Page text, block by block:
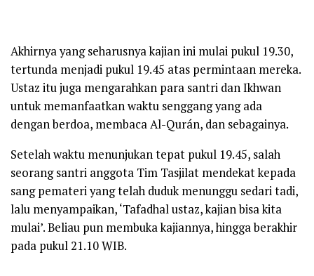
Akhirnya yang seharusnya kajian ini mulai pukul 19.30,
tertunda menjadi pukul 19.45 atas permintaan mereka.
Ustaz itu juga mengarahkan para santri dan Ikhwan
untuk memanfaatkan waktu senggang yang ada
dengan berdoa, membaca Al-Qurán, dan sebagainya.
Setelah waktu menunjukan tepat pukul 19.45, salah
seorang santri anggota Tim Tasjilat mendekat kepada
sang pemateri yang telah duduk menunggu sedari tadi,
lalu menyampaikan, ‘Tafadhal ustaz, kajian bisa kita
mulai’. Beliau pun membuka kajiannya, hingga berakhir
pada pukul 21.10 WIB.